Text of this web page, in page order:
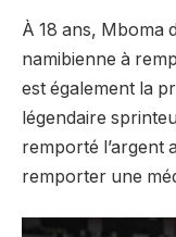
À 18 ans, Mboma
namibienne à
est également la
légendaire
remporté l’argent
remporter une